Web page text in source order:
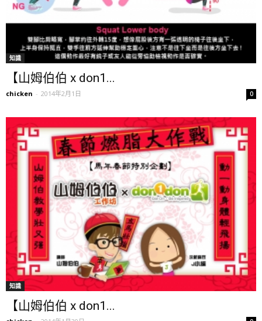
知識
【山姆伯伯 x don1...
chicken - 2014年2月1日 0
知識
【山姆伯伯 x don1...